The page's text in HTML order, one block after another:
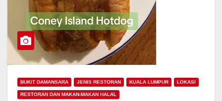
BUKIT DAMANSARA JENIS RESTORAN KUALA LUMPUR LOKASI
RESTORAN DAN MAKAN-MAKAN HALAL